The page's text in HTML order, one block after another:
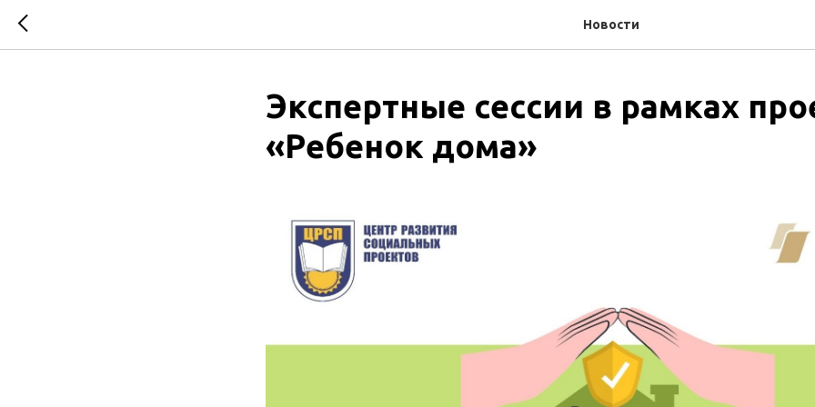
Новости
Экспертные сессии в рамках
«Ребенок дома»